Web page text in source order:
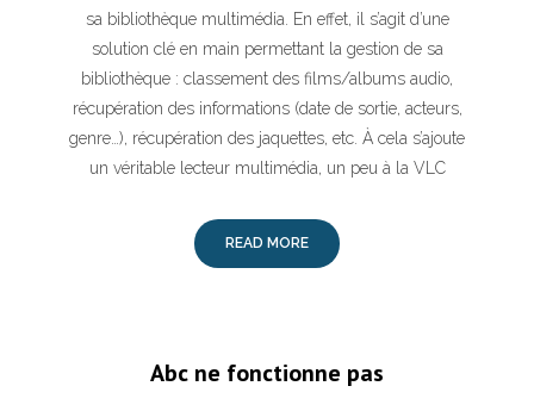
sa bibliothèque multimédia. En effet, il s’agit d’une
solution clé en main permettant la gestion de sa
bibliothèque : classement des films/albums audio,
récupération des informations (date de sortie, acteurs,
genre…), récupération des jaquettes, etc. À cela s’ajoute
un véritable lecteur multimédia, un peu à la VLC
READ MORE
Abc ne fonctionne pas